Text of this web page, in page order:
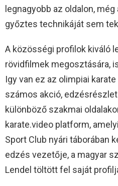
legnagyobb az oldalon,
győztes technikáját sem
A közösségi profilok kiváló
rövidfilmek megosztására,
Igy van ez az olimpiai
számos akció,
különböző szakmai
karate.video platform,
Sport Club nyári táborában
edzés vezetője, a magyar
Lendel töltött fel saját